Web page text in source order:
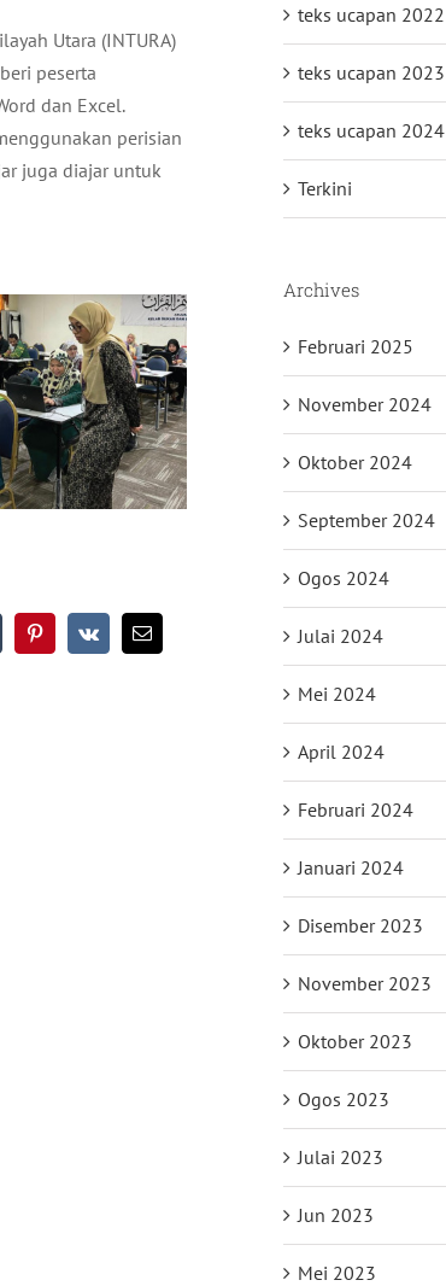
Utara (INTURA)
peserta
dan Excel.
perisian
juga diajar untuk
Pinterest
Vk Email
teks ucapan 2022
teks ucapan 2023
teks ucapan 2024
Terkini
Archives
Februari 2025
November 2024
Oktober 2024
September 2024
Ogos 2024
Julai 2024
Mei 2024
April 2024
Februari 2024
Januari 2024
Disember 2023
November 2023
Oktober 2023
Ogos 2023
Julai 2023
Jun 2023
Mei 2023